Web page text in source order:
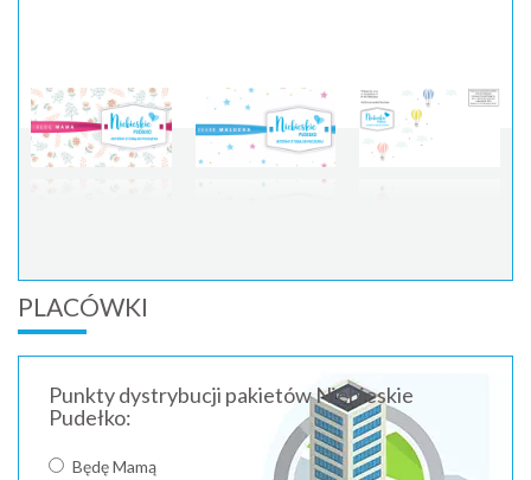
PLACÓWKI
Punkty dystrybucji pakietów Niebieskie
Pudełko:
Będę Mamą